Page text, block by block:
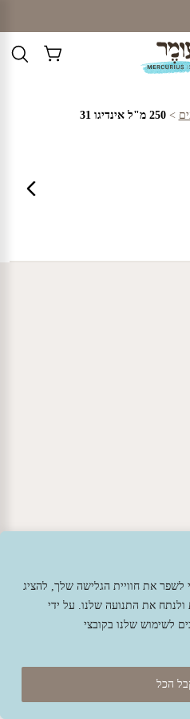
לשפר את חוויית הגלישה שלך, להציג
ולנתח את התנועה שלנו. על ידי
לשימוש שלנו בקובצי
הכל
>250 מ"ל אינדיגו 31
- מומחה מחשוב ואינטרנט